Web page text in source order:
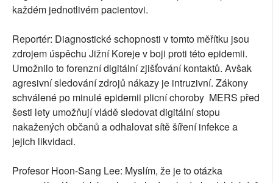
každém jednotlivém pacientovi.
Reportér: Diagnostické schopnosti v tomto měřítku jsou
zdrojem úspěchu Jižní Koreje v boji proti této epidemii.
Umožnilo to forenzní digitální zjišťování kontaktů. Avšak
agresivní sledování zdrojů nákazy je intruzivní. Zákony
schválené po minulé epidemii plicní choroby MERS před
šesti lety umožňují vládě sledovat digitální stopu
nakažených občanů a odhalovat sítě šíření infekce a
jejich likvidaci.
Profesor Hoon-Sang Lee: Myslím, že je to otázka